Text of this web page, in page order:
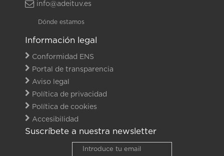
info@adeituv.es
Dónde estamos
Información legal
Conformidad ENS
Portal de transparencia
Aviso legal
Política de privacidad
Política de cookies
Accesibilidad
Suscríbete a nuestra newsletter